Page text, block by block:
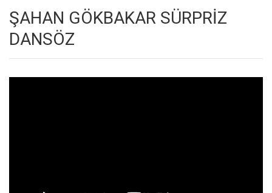
ŞAHAN GÖKBAKAR SÜRPRİZ
DANSÖZ